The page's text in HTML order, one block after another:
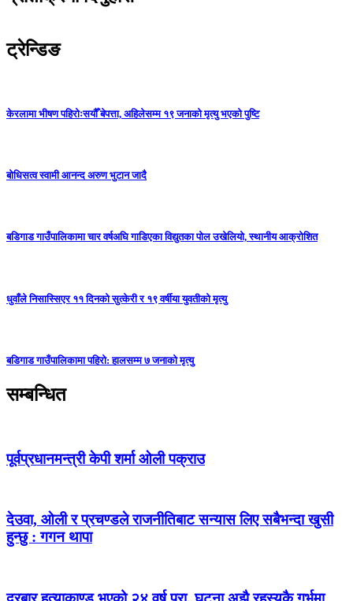
ट्रेन्डिङ
केरलामा भीषण पहिरोःसयौँ बेपत्ता, अहिलेसम्म १९ जनाको मृत्यु भएको पुष्टि
बोधिसत्व स्वामी आनन्द अरुण भुटान जादै
बडिगाड गाउँपालिकामा चार वर्षअघि गाडिएका विद्युतका पोल उखेलियो, स्थानीय आक्रोशित
धुवाँले निसास्सिएर ११ दिनको सुत्केरी र १९ वर्षीया युवतीको मृत्यु
बडिगाड गाउँपालिकामा पहिरो: हालसम्म ७ जनाको मृत्यु
सम्बन्धित
पूर्वप्रधानमन्त्री केपी शर्मा ओली पक्राउ
देउवा, ओली र प्रचण्डले राजनीतिबाट सन्यास लिए सबैभन्दा खुसी
हुन्छु : गगन थापा